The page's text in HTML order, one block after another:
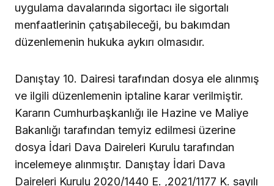
uygulama davalarında sigortacı ile sigortalı
menfaatlerinin çatışabileceği, bu bakımdan
düzenlemenin hukuka aykırı olmasıdır.
Danıştay 10. Dairesi tarafından dosya ele alınmış
ve ilgili düzenlemenin iptaline karar verilmiştir.
Kararın Cumhurbaşkanlığı ile Hazine ve Maliye
Bakanlığı tarafından temyiz edilmesi üzerine
dosya İdari Dava Daireleri Kurulu tarafından
incelemeye alınmıştır. Danıştay İdari Dava
Daireleri Kurulu 2020/1440 E. ,2021/1177 K. sayılı